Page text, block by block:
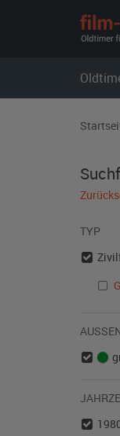
TYP